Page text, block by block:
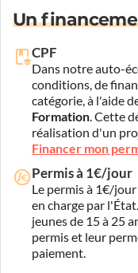
Un
CPF
Dans notre auto-
conditions, de
catégorie, à l'aide
Formation. Cette
réalisation d'un
Financer mon
Permis à 1€/jour
Le permis à 1€/
en charge par
jeunes de 15 à 25
permis et leur
paiement.